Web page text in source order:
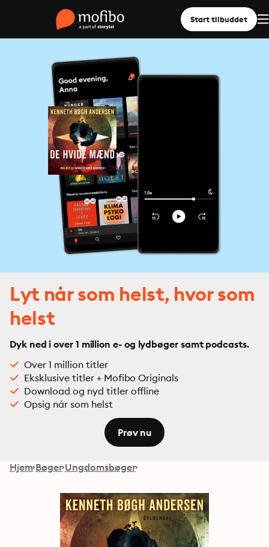
Start tilbuddet
Lyt når som helst, hvor som
helst
Dyk ned i over 1 million e- og lydbøger samt podcasts.
Over 1 million titler
Eksklusive titler + Mofibo Originals
Download og nyd titler offline
Opsig når som helst
Prøv nu
Hjem Bøger Ungdomsbøger